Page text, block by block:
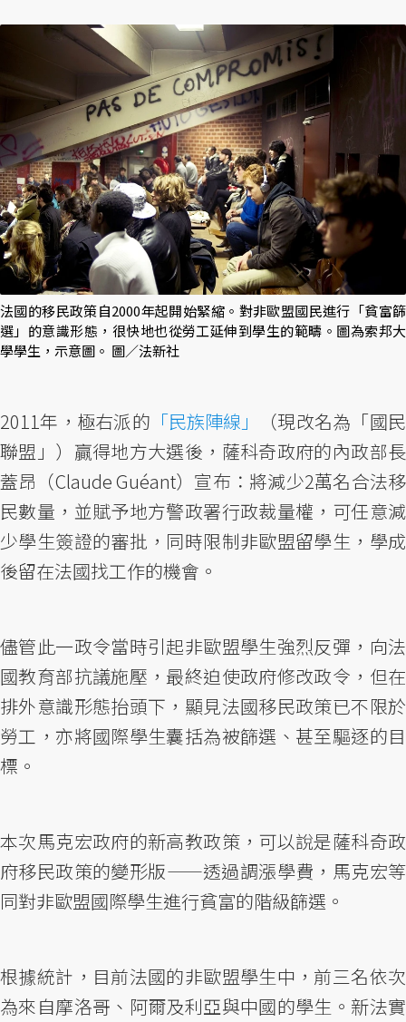
法國的移民政策自2000年起開始緊縮。對非歐盟國民進行「貧富篩
選」的意識形態，很快地也從勞工延伸到學生的範疇。圖為索邦大
學學生，示意圖。 圖／法新社
2011年，極右派的 「民族陣線」
（現改名為「國民
聯盟」）贏得地方大選後，薩科奇政府的內政部長
蓋昂（Claude Guéant）宣布：將減少2萬名合法移
民數量，並賦予地方警政署行政裁量權，可任意減
少學生簽證的審批，同時限制非歐盟留學生，學成
後留在法國找工作的機會。
儘管此一政令當時引起非歐盟學生強烈反彈，向法
國教育部抗議施壓，最終迫使政府修改政令，但在
排外意識形態抬頭下，顯見法國移民政策已不限於
勞工，亦將國際學生囊括為被篩選、甚至驅逐的目
標。
本次馬克宏政府的新高教政策，可以說是薩科奇政
府移民政策的變形版——透過調漲學費，馬克宏等
同對非歐盟國際學生進行貧富的階級篩選。
根據統計，目前法國的非歐盟學生中，前三名依次
為來自摩洛哥、阿爾及利亞與中國的學生。新法實